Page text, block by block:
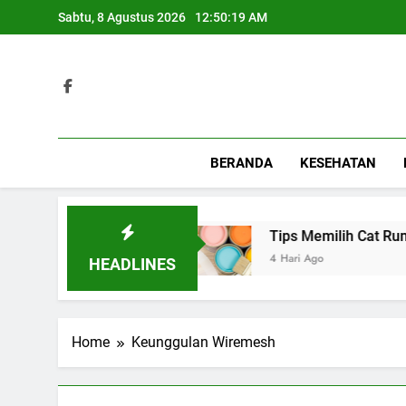
to
Sabtu, 8 Agustus 2026 12:50:19 AM
BERANDA KESEHATAN
HEADLINES
Acara Spesial Tips Memilih Cat
4 Hari Ago
Home Keunggulan Wiremesh